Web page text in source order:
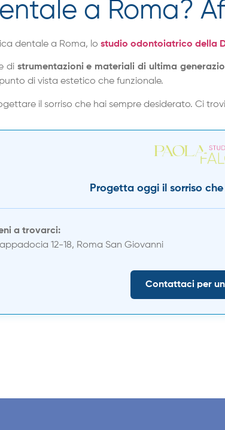
a Roma?
dentale a Roma, lo studio odontoiatrico della
di strumentazioni e materiali di ultima
di vista estetico che funzionale.
il sorriso che hai sempre desiderato. Ci
Progetta oggi il sorriso
a trovarci:
12-18, Roma San Giovanni
Contattaci per